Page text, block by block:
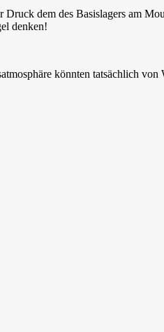
Druck dem des Basislagers am
denken!
könnten tatsächlich von